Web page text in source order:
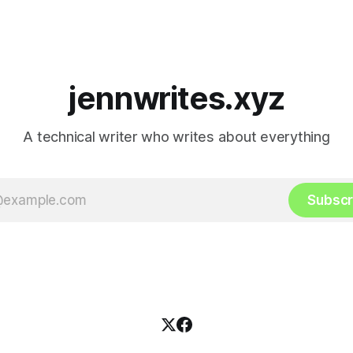
jennwrites.xyz
A technical writer who writes about everything